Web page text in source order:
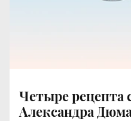
Четыре рецепта
Александра